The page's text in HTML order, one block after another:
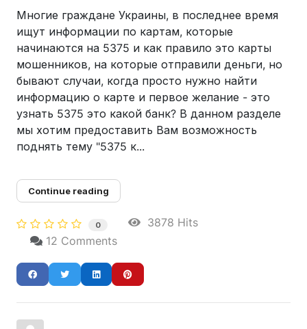
Многие граждане Украины, в последнее время
ищут информации по картам, которые
начинаются на 5375 и как правило это карты
мошенников, на которые отправили деньги, но
бывают случаи, когда просто нужно найти
информацию о карте и первое желание - это
узнать 5375 это какой банк? В данном разделе
мы хотим предоставить Вам возможность
поднять тему "5375 к...
Continue reading
0
3878 Hits
12 Comments